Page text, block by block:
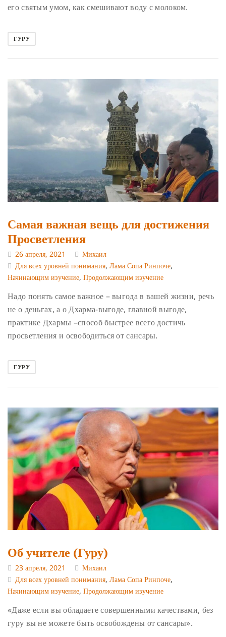
его святым умом, как смешивают воду с молоком.
ГУРУ
Самая важная вещь для достижения
Просветления
26 апреля, 2021
Михаил
Для всех уровней понимания, Лама Сопа Ринпоче,
Начинающим изучение, Продолжающим изучение
Надо понять самое важное – выгода в вашей жизни, речь
не о деньгах, а о Дхарма-выгоде, главной выгоде,
практике Дхармы –способ быстрее всего достичь
просветления и освободиться от сансары.
ГУРУ
Об учителе (Гуру)
23 апреля, 2021
Михаил
Для всех уровней понимания, Лама Сопа Ринпоче,
Начинающим изучение, Продолжающим изучение
«Даже если вы обладаете совершенными качествами, без
гуру вы не можете быть освобождены от сансары».